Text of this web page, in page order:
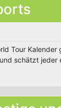
Tour
schätzt